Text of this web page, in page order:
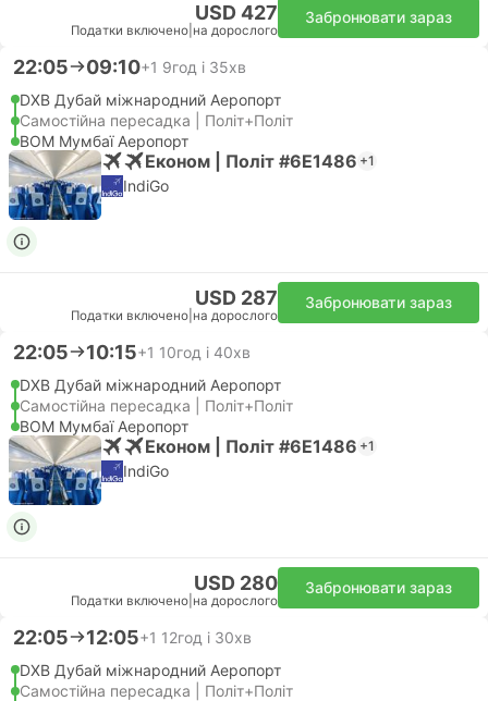
USD 427
Податки включено на дорослого
Забронювати зараз
22:05 09:10+1 9год і 35хв
DXB Дубай міжнародний Аеропорт
Самостійна пересадка | Політ+Політ
BOM Мумбаї Аеропорт
Економ | Політ #6E1486 +1
IndiGo
USD 287
Податки включено на дорослого
Забронювати зараз
22:05 10:15+1 10год і 40хв
DXB Дубай міжнародний Аеропорт
Самостійна пересадка | Політ+Політ
BOM Мумбаї Аеропорт
Економ | Політ #6E1486 +1
IndiGo
USD 280
Податки включено на дорослого
Забронювати зараз
22:05 12:05+1 12год і 30хв
DXB Дубай міжнародний Аеропорт
Самостійна пересадка | Політ+Політ